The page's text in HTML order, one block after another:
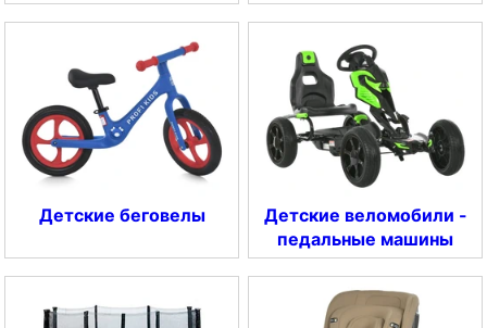
Детские беговелы
Детские веломобили -
педальные машины